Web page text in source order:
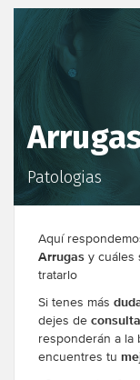
Patologias
Aquí
Arrugas y cuáles
tratarlo
Si tenes más
dejes de
responderán a la
encuentres tu